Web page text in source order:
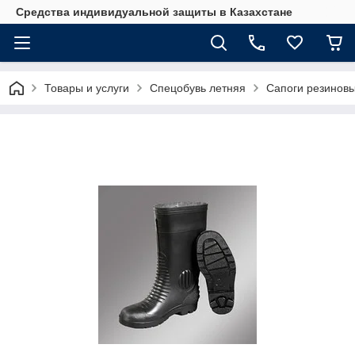
Средства индивидуальной защиты в Казахстане
Товары и услуги Спецобувь летняя Сапоги